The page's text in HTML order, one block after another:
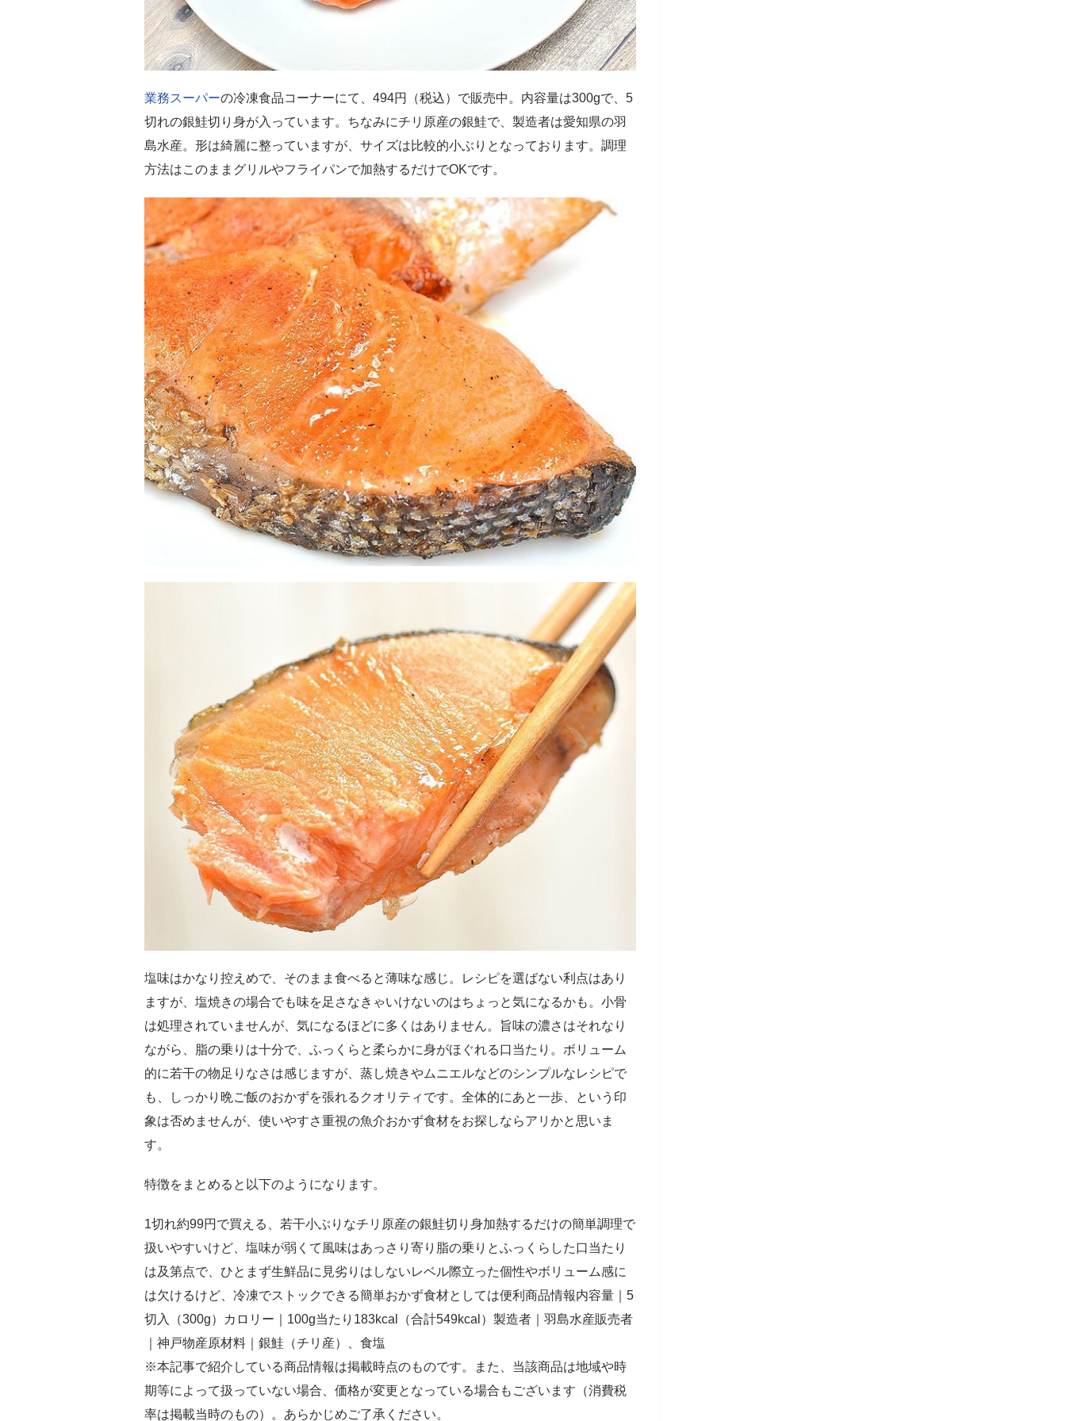
業務スーパーの冷凍食品コーナーにて、494円（税込）で販売中。内容量は300gで、5
切れの銀鮭切り身が入っています。ちなみにチリ原産の銀鮭で、製造者は愛知県の羽
島水産。形は綺麗に整っていますが、サイズは比較的小ぶりとなっております。調理
方法はこのままグリルやフライパンで加熱するだけでOKです。
塩味はかなり控えめで、そのまま食べると薄味な感じ。レシピを選ばない利点はあり
ますが、塩焼きの場合でも味を足さなきゃいけないのはちょっと気になるかも。小骨
は処理されていませんが、気になるほどに多くはありません。旨味の濃さはそれなり
ながら、脂の乗りは十分で、ふっくらと柔らかに身がほぐれる口当たり。ボリューム
的に若干の物足りなさは感じますが、蒸し焼きやムニエルなどのシンプルなレシピで
も、しっかり晩ご飯のおかずを張れるクオリティです。全体的にあと一歩、という印
象は否めませんが、使いやすさ重視の魚介おかず食材をお探しならアリかと思いま
す。
特徴をまとめると以下のようになります。
1切れ約99円で買える、若干小ぶりなチリ原産の銀鮭切り身加熱するだけの簡単調理で
扱いやすいけど、塩味が弱くて風味はあっさり寄り脂の乗りとふっくらした口当たり
は及第点で、ひとまず生鮮品に見劣りはしないレベル際立った個性やボリューム感に
は欠けるけど、冷凍でストックできる簡単おかず食材としては便利商品情報内容量｜5
切入（300g）カロリー｜100g当たり183kcal（合計549kcal）製造者｜羽島水産販売者
｜神戸物産原材料｜銀鮭（チリ産）、食塩
※本記事で紹介している商品情報は掲載時点のものです。また、当該商品は地域や時
期等によって扱っていない場合、価格が変更となっている場合もございます（消費税
率は掲載当時のもの）。あらかじめご了承ください。